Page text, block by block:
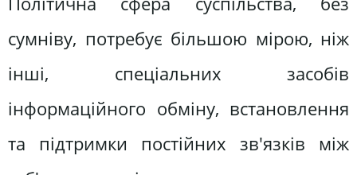
сумніву, потребує більшою мірою, ніж
інші, спеціальних засобів
інформаційного обміну, встановлення
та підтримки постійних зв'язків між